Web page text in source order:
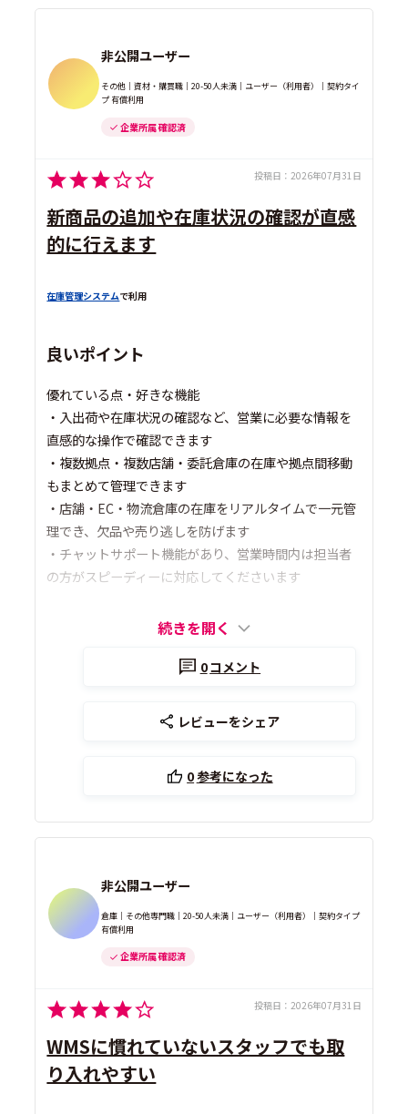
非公開ユーザー
その他｜資材・購買職｜20-50人未満｜ユーザー（利用者）｜契約タイ
プ 有償利用
企業所属 確認済
投稿日： 2026年07月31日
新商品の追加や在庫状況の確認が直感
的に行えます
在庫管理システムで利用
良いポイント
優れている点・好きな機能
・入出荷や在庫状況の確認など、営業に必要な情報を
直感的な操作で確認できます
・複数拠点・複数店舗・委託倉庫の在庫や拠点間移動
もまとめて管理できます
・店舗・EC・物流倉庫の在庫をリアルタイムで一元管
理でき、欠品や売り逃しを防げます
・チャットサポート機能があり、営業時間内は担当者
の方がスピーディーに対応してくださいます
続きを開く
0コメント
レビューをシェア
0参考になった
非公開ユーザー
倉庫｜その他専門職｜20-50人未満｜ユーザー（利用者）｜契約タイプ
有償利用
企業所属 確認済
投稿日： 2026年07月31日
WMSに慣れていないスタッフでも取
り入れやすい